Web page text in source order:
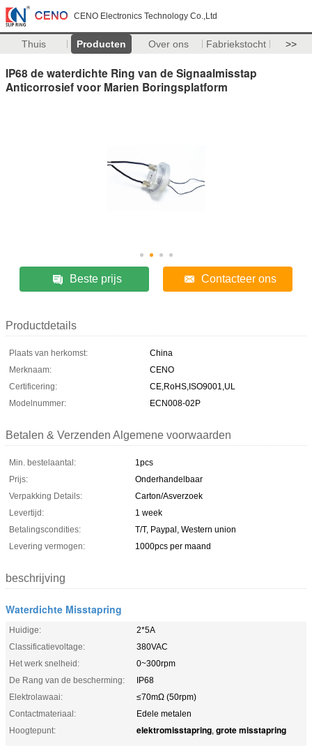
CENO Electronics Technology Co.,Ltd
Thuis Producten Over ons Fabriekstocht >>
IP68 de waterdichte Ring van de Signaalmisstap
Anticorrosief voor Marien Boringsplatform
Beste prijs Contacteer ons
Productdetails
Plaats van herkomst:
China
Merknaam:
CENO
Certificering:
CE,RoHS,ISO9001,UL
Modelnummer:
ECN008-02P
Betalen & Verzenden Algemene voorwaarden
Min. bestelaantal:
1pcs
Prijs:
Onderhandelbaar
Verpakking Details:
Carton/Asverzoek
Levertijd:
1 week
Betalingscondities:
T/T, Paypal, Western union
Levering vermogen:
1000pcs per maand
beschrijving
Waterdichte Misstapring
Huidige:
2*5A
Classificatievoltage:
380VAC
Het werk snelheid:
0~300rpm
De Rang van de bescherming:
IP68
Elektrolawaai:
≤70mΩ (50rpm)
Contactmateriaal:
Edele metalen
Hoogtepunt:
elektromisstapring, grote misstapring